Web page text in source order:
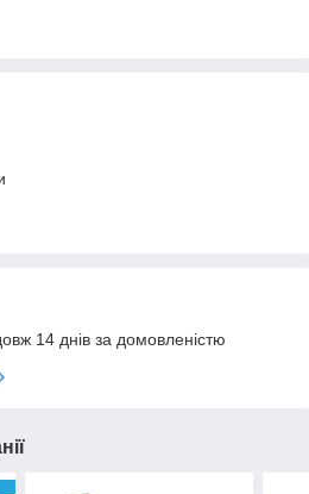
14 днів за домовленістю